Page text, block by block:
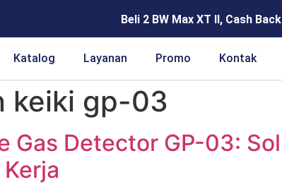
Beli 2 BW Max XT II, Cash
Katalog Layanan Promo Kontak
keiki gp-03
Gas Detector GP-03: